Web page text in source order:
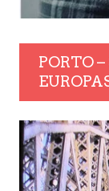
PORTO